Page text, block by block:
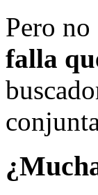
Pero no
falla